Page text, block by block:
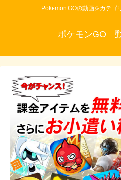
Pokemon GOの動画をカテゴ
ポケモンGO